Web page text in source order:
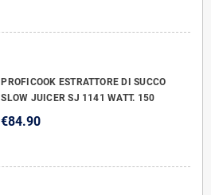
PROFICOOK ESTRATTORE DI SUCCO
SLOW JUICER SJ 1141 WATT. 150
€84.90